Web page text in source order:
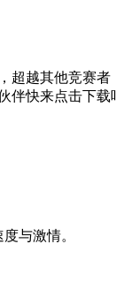
越其他竞赛
快来点击下载
与激情。